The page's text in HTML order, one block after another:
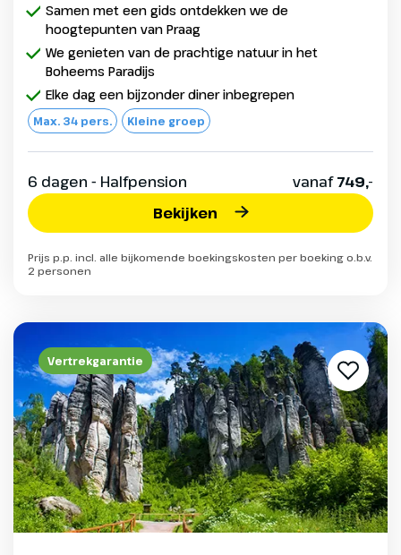
Samen met een gids ontdekken we de
hoogtepunten van Praag
We genieten van de prachtige natuur in het
Boheems Paradijs
Elke dag een bijzonder diner inbegrepen
Max. 34 pers. Kleine groep
6 dagen - Halfpension vanaf749,-
Bekijken
Prijs p.p. incl. alle bijkomende boekingskosten per boeking o.b.v.
2 personen
Vertrekgarantie